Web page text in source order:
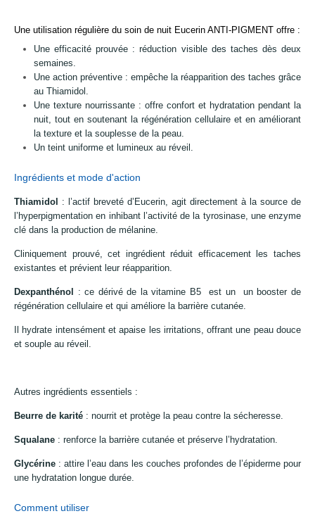
Une utilisation régulière du soin de nuit Eucerin ANTI-PIGMENT offre :
Une efficacité prouvée : réduction visible des taches dès deux
semaines.
Une action préventive : empêche la réapparition des taches grâce
au Thiamidol.
Une texture nourrissante : offre confort et hydratation pendant la
nuit, tout en soutenant la régénération cellulaire et en améliorant
la texture et la souplesse de la peau.
Un teint uniforme et lumineux au réveil.
Ingrédients et mode d'action
Thiamidol : l’actif breveté d’Eucerin, agit directement à la source de
l’hyperpigmentation en inhibant l’activité de la tyrosinase, une enzyme
clé dans la production de mélanine.
Cliniquement prouvé, cet ingrédient réduit efficacement les taches
existantes et prévient leur réapparition.
Dexpanthénol
: ce dérivé de la vitamine B5 est un un booster de
régénération cellulaire et qui améliore la barrière cutanée.
Il hydrate intensément et apaise les irritations, offrant une peau douce
et souple au réveil.
Autres ingrédients essentiels :
Beurre de karité : nourrit et protège la peau contre la sécheresse.
Squalane : renforce la barrière cutanée et préserve l’hydratation.
Glycérine : attire l’eau dans les couches profondes de l’épiderme pour
une hydratation longue durée.
Comment utiliser